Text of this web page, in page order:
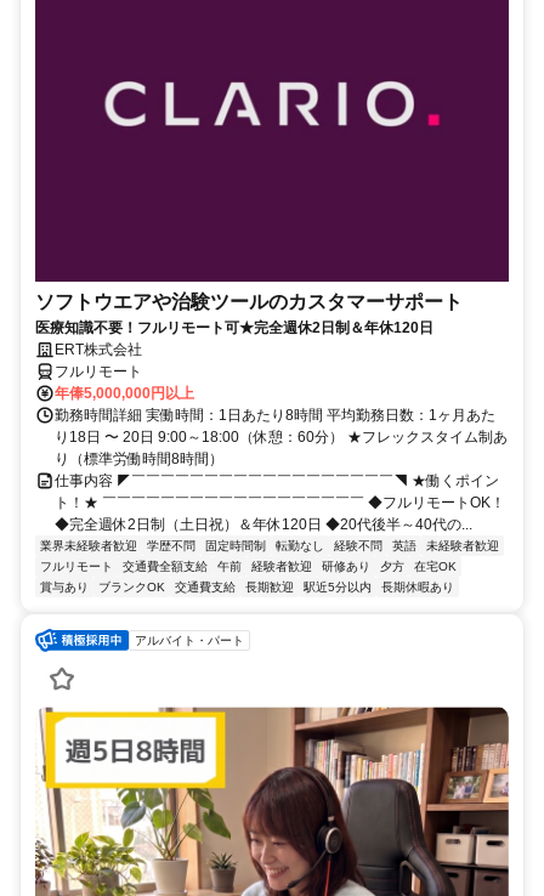
ソフトウエアや治験ツールのカスタマーサポート
医療知識不要！フルリモート可★完全週休2日制＆年休120日
ERT株式会社
フルリモート
年俸5,000,000円以上
勤務時間詳細 実働時間：1日あたり8時間 平均勤務日数：1ヶ月あた
り18日 〜 20日 9:00～18:00（休憩：60分） ★フレックスタイム制あ
り（標準労働時間8時間）
仕事内容 ◤￣￣￣￣￣￣￣￣￣￣￣￣￣￣￣￣￣￣◥ ★働くポイン
ト！★ ￣￣￣￣￣￣￣￣￣￣￣￣￣￣￣￣￣￣ ◆フルリモートOK！
◆完全週休2日制（土日祝）＆年休120日 ◆20代後半～40代の...
業界未経験者歓迎 学歴不問 固定時間制 転勤なし 経験不問 英語
未経験者歓迎
フルリモート
交通費全額支給 午前 経験者歓迎 研修あり 夕方
在宅OK
賞与あり
ブランクOK 交通費支給 長期歓迎 駅近5分以内 長期休暇あり
アルバイト・パート